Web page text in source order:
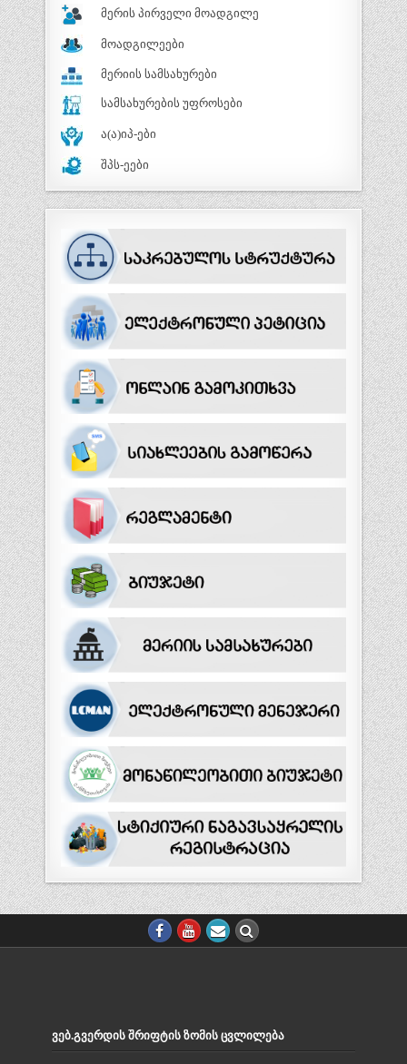
მერის პირველი მოადგილე
მოადგილეები
მერიის სამსახურები
სამსახურების უფროსები
ა(ა)იპ-ები
შპს-ეები
ᲕᲔᲑ.ᲒᲕᲔᲠᲓᲘᲡ ᲨᲠᲘᲤᲢᲘᲡ ᲖᲝᲛᲘᲡ ᲪᲕᲚᲘᲚᲔᲑᲐ